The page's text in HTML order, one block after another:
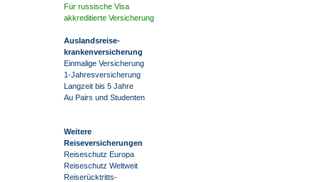
Für russische Visa
akkreditierte Versicherung
Auslandsreise-
krankenversicherung
Einmalige Versicherung
1-Jahresversicherung
Langzeit bis 5 Jahre
Au Pairs und Studenten
Weitere
Reiseversicherungen
Reiseschutz Europa
Reiseschutz Weltweit
Reiserücktritts-